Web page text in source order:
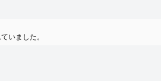
いました。